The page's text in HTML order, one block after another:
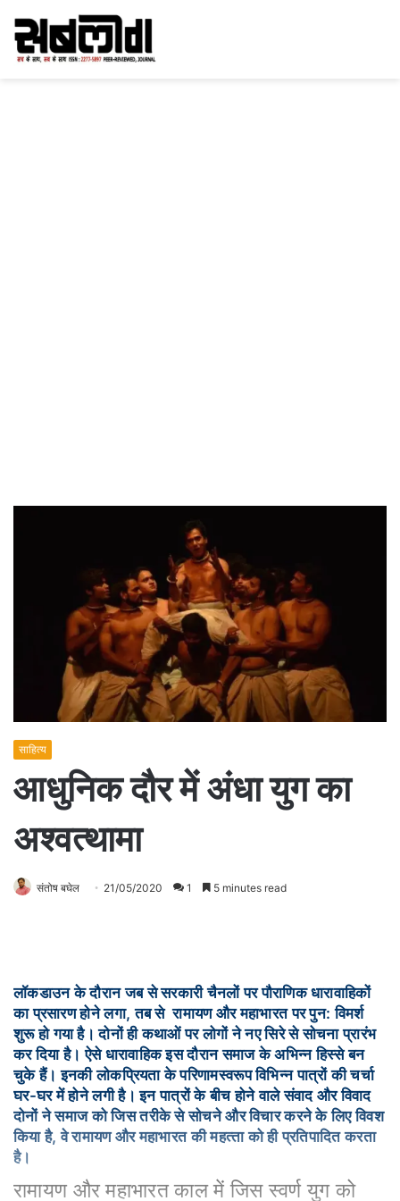
साहित्य
आधुनिक दौर में अंधा युग का
अश्‍वत्‍थामा
संतोष बघेल 21/05/2020 1 5 minutes read
लॉकडाउन के दौरान जब से सरकारी चैनलों पर पौराणिक धारावाहिकों
का प्रसारण होने लगा, तब से रामायण और महाभारत पर पुन: विमर्श
शुरू हो गया है। दोनों ही कथाओं पर लोगों ने नए सिरे से सोचना प्रारंभ
कर दिया है। ऐसे धारावाहिक इस दौरान समाज के अभिन्‍न हिस्‍से बन
चुके हैं। इनकी लोकप्रियता के परिणामस्‍वरूप विभिन्‍न पात्रों की चर्चा
घर-घर में होने लगी है। इन पात्रों के बीच होने वाले संवाद और विवाद
दोनों ने समाज को जिस तरीके से सोचने और विचार करने के लिए विवश
किया है, वे रामायण और महाभारत की महत्‍ता को ही प्रतिपादित करता
है।
रामायण और महाभारत काल में जिस स्‍वर्ण युग को